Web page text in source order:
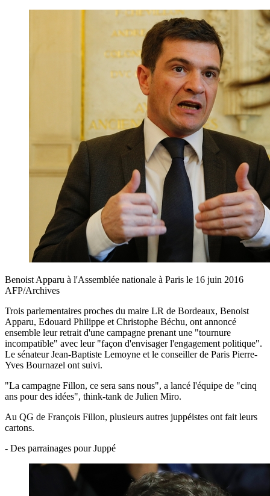
Benoist Apparu à l'Assemblée nationale à Paris le 16 juin 2016
AFP/Archives
Trois parlementaires proches du maire LR de Bordeaux, Benoist
Apparu, Edouard Philippe et Christophe Béchu, ont annoncé
ensemble leur retrait d'une campagne prenant une "tournure
incompatible" avec leur "façon d'envisager l'engagement politique".
Le sénateur Jean-Baptiste Lemoyne et le conseiller de Paris Pierre-
Yves Bournazel ont suivi.
"La campagne Fillon, ce sera sans nous", a lancé l'équipe de "cinq
ans pour des idées", think-tank de Julien Miro.
Au QG de François Fillon, plusieurs autres juppéistes ont fait leurs
cartons.
- Des parrainages pour Juppé